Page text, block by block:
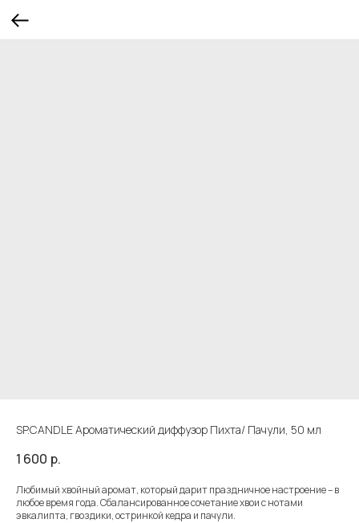
SP.CANDLE Ароматический диффузор Пихта/ Пачули, 50 мл
1 600 р.
Любимый хвойный аромат, который дарит праздничное настроение – в
любое время года. Сбалансированное сочетание хвои с нотами
эвкалипта, гвоздики, остринкой кедра и пачули.